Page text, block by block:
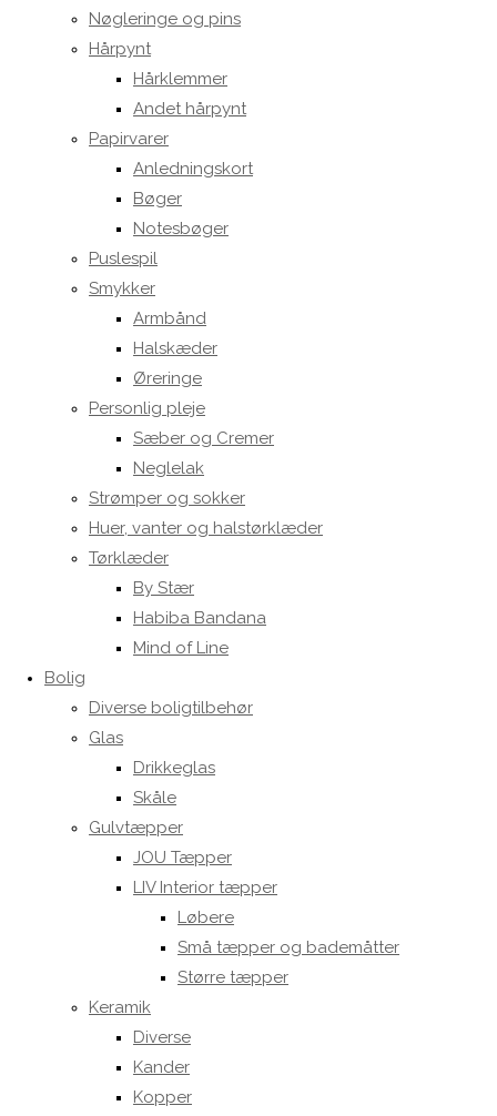
Nøgleringe og pins
Hårpynt
Hårklemmer
Andet hårpynt
Papirvarer
Anledningskort
Bøger
Notesbøger
Puslespil
Smykker
Armbånd
Halskæder
Øreringe
Personlig pleje
Sæber og Cremer
Neglelak
Strømper og sokker
Huer, vanter og halstørklæder
Tørklæder
By Stær
Habiba Bandana
Mind of Line
Bolig
Diverse boligtilbehør
Glas
Drikkeglas
Skåle
Gulvtæpper
JOU Tæpper
LIV Interior tæpper
Løbere
Små tæpper og bademåtter
Større tæpper
Keramik
Diverse
Kander
Kopper